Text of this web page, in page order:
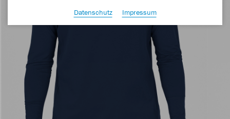
Datenschutz
Impressum